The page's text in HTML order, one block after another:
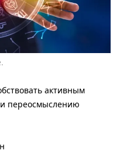
активным
переосмыслению